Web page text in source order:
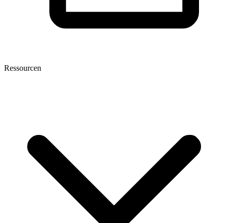
Ressourcen